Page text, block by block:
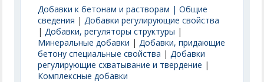
Добавки к бетонам и растворам | Общие
сведения |Добавки регулирующие свойства
|Добавки, регуляторы структуры |
Минеральные добавки |Добавки, придающие
бетону специальные свойства |Добавки
регулирующие схватывание и твердение |
Комплексные добавки